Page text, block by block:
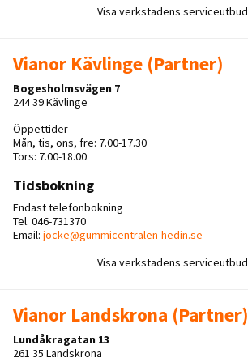
Visa verkstadens serviceutbud
Vianor Kävlinge (Partner)
Bogesholmsvägen 7
244 39 Kävlinge
Öppettider
Mån, tis, ons, fre: 7.00-17.30
Tors: 7.00-18.00
Tidsbokning
Endast telefonbokning
Tel. 046-731370
Email: jocke@gummicentralen-hedin.se
Visa verkstadens serviceutbud
Vianor Landskrona (Partner)
Lundåkragatan 13
261 35 Landskrona